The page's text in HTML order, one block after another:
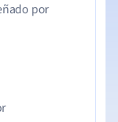
por